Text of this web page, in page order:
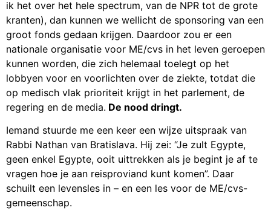
ik het over het hele spectrum, van de NPR tot de grote
kranten), dan kunnen we wellicht de sponsoring van een
groot fonds gedaan krijgen. Daardoor zou er een
nationale organisatie voor ME/cvs in het leven geroepen
kunnen worden, die zich helemaal toelegt op het
lobbyen voor en voorlichten over de ziekte, totdat die
op medisch vlak prioriteit krijgt in het parlement, de
regering en de media. De nood dringt.
Iemand stuurde me een keer een wijze uitspraak van
Rabbi Nathan van Bratislava. Hij zei: “Je zult Egypte,
geen enkel Egypte, ooit uittrekken als je begint je af te
vragen hoe je aan reisproviand kunt komen”. Daar
schuilt een levensles in – en een les voor de ME/cvs-
gemeenschap.